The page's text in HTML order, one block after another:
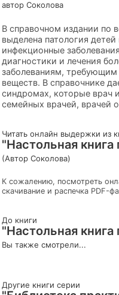
автор Соколова
В справочном издании по
выделена патология
инфекционные
диагностики и лечения
заболеваниям, требующим
веществ. В справочнике
синдромах, которые врач
семейных врачей, врачей
Читать онлайн выдержки из
"Настольная
(Автор Соколова)
К сожалению, посмотреть
скачивание и распечка PDF-
До книги
"Настольная
Вы также смотрели...
Другие книги серии